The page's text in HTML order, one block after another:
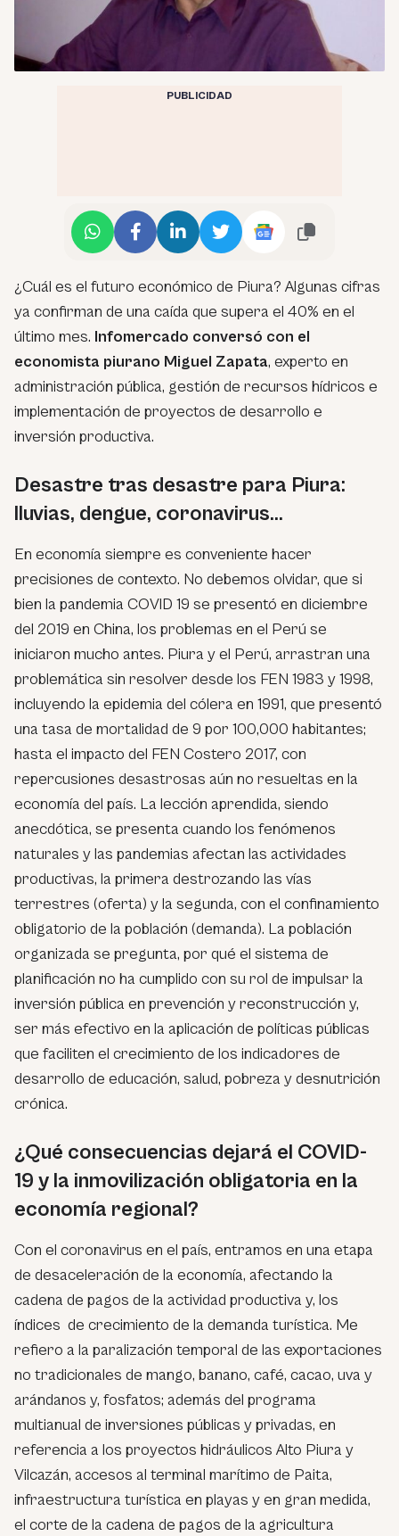
PUBLICIDAD
¿Cuál es el futuro económico de Piura? Algunas cifras
ya confirman de una caída que supera el 40% en el
último mes. Infomercado conversó con el
economista piurano Miguel Zapata, experto en
administración pública, gestión de recursos hídricos e
implementación de proyectos de desarrollo e
inversión productiva.
Desastre tras desastre para Piura:
lluvias, dengue, coronavirus…
En economía siempre es conveniente hacer
precisiones de contexto. No debemos olvidar, que si
bien la pandemia COVID 19 se presentó en diciembre
del 2019 en China, los problemas en el Perú se
iniciaron mucho antes. Piura y el Perú, arrastran una
problemática sin resolver desde los FEN 1983 y 1998,
incluyendo la epidemia del cólera en 1991, que presentó
una tasa de mortalidad de 9 por 100,000 habitantes;
hasta el impacto del FEN Costero 2017, con
repercusiones desastrosas aún no resueltas en la
economía del país. La lección aprendida, siendo
anecdótica, se presenta cuando los fenómenos
naturales y las pandemias afectan las actividades
productivas, la primera destrozando las vías
terrestres (oferta) y la segunda, con el confinamiento
obligatorio de la población (demanda). La población
organizada se pregunta, por qué el sistema de
planificación no ha cumplido con su rol de impulsar la
inversión pública en prevención y reconstrucción y,
ser más efectivo en la aplicación de políticas públicas
que faciliten el crecimiento de los indicadores de
desarrollo de educación, salud, pobreza y desnutrición
crónica.
¿Qué consecuencias dejará el COVID-
19 y la inmovilización obligatoria en la
economía regional?
Con el coronavirus en el país, entramos en una etapa
de desaceleración de la economía, afectando la
cadena de pagos de la actividad productiva y, los
índices de crecimiento de la demanda turística. Me
refiero a la paralización temporal de las exportaciones
no tradicionales de mango, banano, café, cacao, uva y
arándanos y, fosfatos; además del programa
multianual de inversiones públicas y privadas, en
referencia a los proyectos hidráulicos Alto Piura y
Vilcazán, accesos al terminal marítimo de Paita,
infraestructura turística en playas y en gran medida,
el corte de la cadena de pagos de la agricultura